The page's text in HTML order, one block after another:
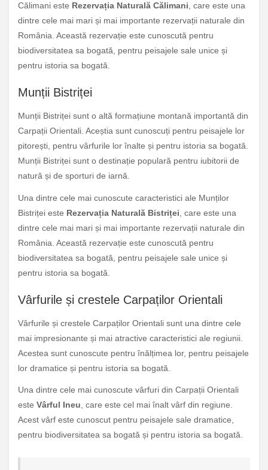
Călimani este Rezervația Naturală Călimani, care este una
dintre cele mai mari și mai importante rezervații naturale din
România. Această rezervație este cunoscută pentru
biodiversitatea sa bogată, pentru peisajele sale unice și
pentru istoria sa bogată.
Munții Bistriței
Munții Bistriței sunt o altă formațiune montană importantă din
Carpații Orientali. Aceștia sunt cunoscuți pentru peisajele lor
pitorești, pentru vârfurile lor înalte și pentru istoria sa bogată.
Munții Bistriței sunt o destinație populară pentru iubitorii de
natură și de sporturi de iarnă.
Una dintre cele mai cunoscute caracteristici ale Munților
Bistriței este Rezervația Naturală Bistriței , care este una
dintre cele mai mari și mai importante rezervații naturale din
România. Această rezervație este cunoscută pentru
biodiversitatea sa bogată, pentru peisajele sale unice și
pentru istoria sa bogată.
Vârfurile și crestele Carpaților Orientali
Vârfurile și crestele Carpaților Orientali sunt una dintre cele
mai impresionante și mai atractive caracteristici ale regiunii.
Acestea sunt cunoscute pentru înălțimea lor, pentru peisajele
lor dramatice și pentru istoria sa bogată.
Una dintre cele mai cunoscute vârfuri din Carpații Orientali
este Vârful Ineu , care este cel mai înalt vârf din regiune.
Acest vârf este cunoscut pentru peisajele sale dramatice,
pentru biodiversitatea sa bogată și pentru istoria sa bogată.